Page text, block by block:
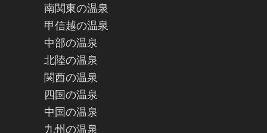
南関東の温泉
甲信越の温泉
中部の温泉
北陸の温泉
関西の温泉
四国の温泉
中国の温泉
九州の温泉